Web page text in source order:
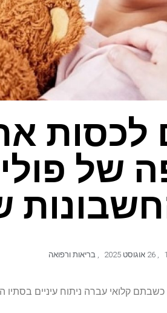
של
,
, בריאות ורפואה
קלואי עברה ניתוח עיניים בסתיו